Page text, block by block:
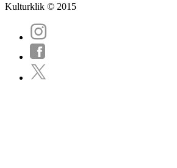
Kulturklik © 2015